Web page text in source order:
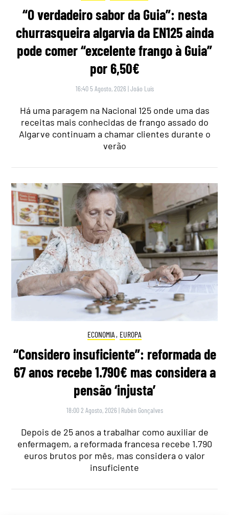
“O verdadeiro sabor da Guia”: nesta
churrasqueira algarvia da EN125 ainda
pode comer “excelente frango à Guia”
por 6,50€
16:40 5 Agosto, 2026 |João Luís
Há uma paragem na Nacional 125 onde uma das
receitas mais conhecidas de frango assado do
Algarve continuam a chamar clientes durante o
verão
ECONOMIA , EUROPA
“Considero insuficiente”: reformada de
67 anos recebe 1.790€ mas considera a
pensão ‘injusta’
18:00 2 Agosto, 2026 | Rubén Gonçalves
Depois de 25 anos a trabalhar como auxiliar de
enfermagem, a reformada francesa recebe 1.790
euros brutos por mês, mas considera o valor
insuficiente